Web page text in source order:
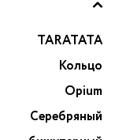
TARATATA
Кольцо
Opium
Серебряный